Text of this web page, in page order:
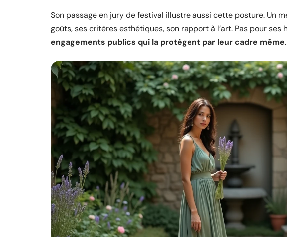
Son passage en jury de festival illustre aussi cette posture. Un
goûts, ses critères esthétiques, son rapport à l’art. Pas pour ses
engagements publics qui la protègent par leur cadre même.